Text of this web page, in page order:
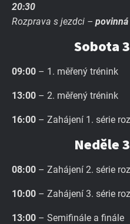
20:30
Rozprava s jezdci – povinná
Sobota
09:00 – 1. měřený trénink
13:00 – 2. měřený trénink
16:00 – Zahájení 1. série
Neděle
08:00 – Zahájení 2. série
10:00 – Zahájení 3. série
13:00 – Semifinále a finále